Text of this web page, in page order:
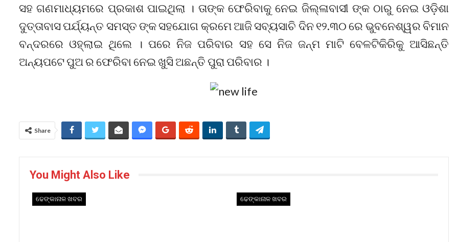
ସହ ଗଣମାଧ୍ୟମରେ ପ୍ରକାଶ ପାଇଥିଲା । ତାଙ୍କ ଫେରିବାକୁ ନେଇ ଜିଲ୍ଳାବାସୀ ଙ୍କ ଠାରୁ ନେଇ ଓଡ଼ିଶା
ଦୁତ୍ତାବାସ ପର୍ଯ୍ୟନ୍ତ ସମସ୍ତ ଙ୍କ ସହଯୋଗ କ୍ରମେ ଆଜି ସବ୍ୟସାଚି ଦିନ ୧୨.୩୦ ରେ ଭୁବନେଶ୍ୱର ବିମାନ
ବନ୍ଦରରେ ଓହ୍ଲାଇ ଥିଲେ । ପରେ ନିଜ ପରିବାର ସହ ସେ ନିଜ ଜନ୍ମ ମାଟି ବେଳଟିକିରିକୁ ଆସିଛନ୍ତି
ଅନ୍ୟପଟେ ପୁଅ ର ଫେରିବା ନେଇ ଖୁସି ଅଛନ୍ତି ପୁରା ପରିବାର ।
Share
You Might Also Like
ଢେଙ୍କାନାଳ ଖବର ଢେଙ୍କାନାଳ ଖବର